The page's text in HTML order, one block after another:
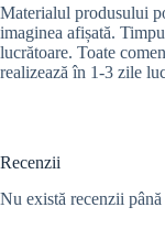
Materialul produsului
imaginea afișată.
lucrătoare. Toate
realizează în 1-3 zile
Recenzii
Nu există recenzii până